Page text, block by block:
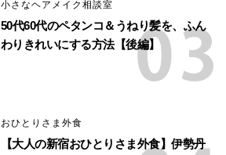
小さなヘアメイク相談室
50代60代のペタンコ＆うねり髪を、ふん
わりきれいにする方法【後編】
おひとりさま外食
【大人の新宿おひとりさま外食】伊勢丹